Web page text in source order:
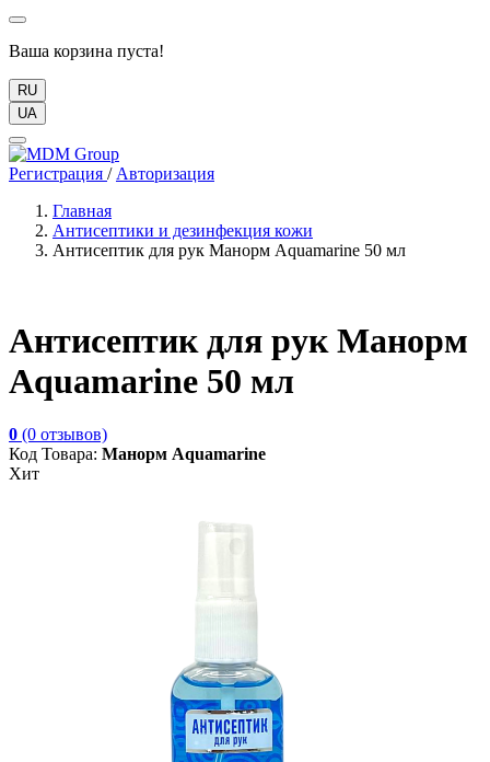
Ваша корзина пуста!
RU
UA
Регистрация / Авторизация
Главная
Антисептики и дезинфекция кожи
Антисептик для рук Манорм Aquamarine 50 мл
Антисептик для рук Манорм
Aquamarine 50 мл
0 (0 отзывов)
Код Товара: Манорм Aquamarine
Хит